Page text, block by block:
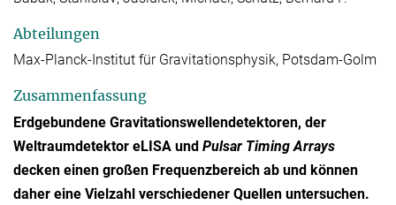
Abteilungen
Max-Planck-Institut für Gravitationsphysik, Potsdam-Golm
Zusammenfassung
Erdgebundene Gravitationswellendetektoren, der
Weltraumdetektor eLISA und Pulsar Timing Arrays
decken einen großen Frequenzbereich ab und können
daher eine Vielzahl verschiedener Quellen untersuchen.